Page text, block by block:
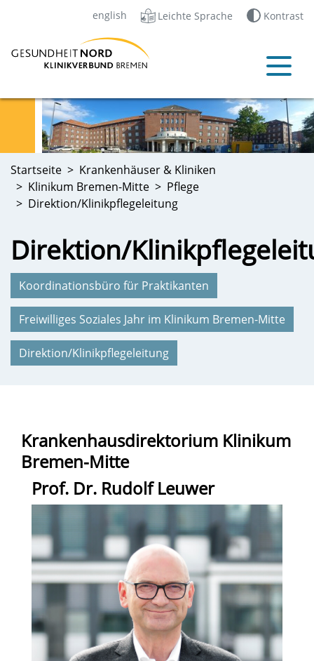
english Leichte Sprache Kontrast
Startseite
Krankenhäuser & Kliniken
Klinikum Bremen-Mitte
Pflege
Direktion/Klinikpflegeleitung
Direktion/
Koordinationsbüro für Praktikanten
Freiwilliges Soziales Jahr im Klinikum Bremen-Mitte
Direktion/Klinikpflegeleitung
Krankenhausdirektorium Klinikum
Bremen-Mitte
Prof. Dr. Rudolf Leuwer